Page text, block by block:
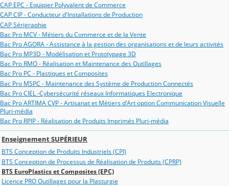
CAP EPC - Equipier Polyvalent de Commerce
CAP CIP - Conducteur d'Installations de Production
CAP Sérigraphie
Bac Pro MCV - Métiers du Commerce et de la Vente
Bac Pro AGORA - Assistance à la gestion des organisations et de leurs activités
Bac Pro MP3D - Modélisation et Prototypage 3D
Bac Pro RMO - Réalisation et Maintenance des Outillages
Bac Pro PC - Plastiques et Composites
Bac Pro MSPC - Maintenance des Système de Production Connectés
Bac Pro CIEL -Cybersécurité réseaux Informatiques Electronique
Bac Pro ARTIMA CVP - Artisanat et Métiers d'Art option Communication Visuelle
Pluri-média
Bac Pro RPIP - Réalisation de Produits Imprimés Pluri-média
Enseignement SUPÉRIEUR
BTS Conception de Produits Industriels (CPI)
BTS Conception de Processus de Réalisation de Produits (CPRP)
BTS EuroPlastics et Composites (EPC)
Licence PRO Outillages pour la Plasturgie